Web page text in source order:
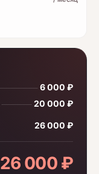
6 000 ₽
20 000 ₽
26 000 ₽
26 000 ₽